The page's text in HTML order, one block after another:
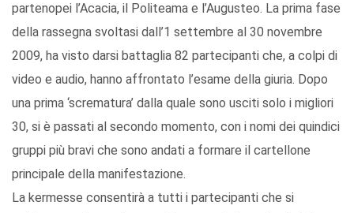
partenopei l’Acacia, il Politeama e l’Augusteo. La prima fase
della rassegna svoltasi dall’1 settembre al 30 novembre
2009, ha visto darsi battaglia 82 partecipanti che, a colpi di
video e audio, hanno affrontato l’esame della giuria. Dopo
una prima ‘scrematura’ dalla quale sono usciti solo i migliori
30, si è passati al secondo momento, con i nomi dei quindici
gruppi più bravi che sono andati a formare il cartellone
principale della manifestazione.
La kermesse consentirà a tutti i partecipanti che si